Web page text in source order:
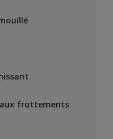
aux frottements